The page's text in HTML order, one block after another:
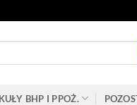
BHP I PPOŻ.